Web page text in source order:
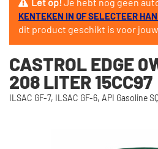
Let op!Je hebt nog geen
KENTEKEN IN OF SELECTEER
dit product geschikt is voor
CASTROL EDGE
208 LITER 15CC97
ILSAC GF-7, ILSAC GF-6, API Gasoline